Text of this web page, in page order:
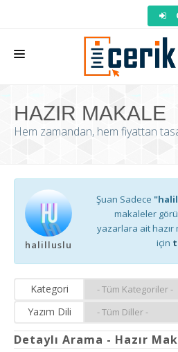
MAKALE SIPARIŞI
EDITÖRLÜK
BACKLINK
YAZARLAR
KURUMSAL
HAZIR MAKALE
Hem zamandan, hem fiyattan
halilluslu
Şuan Sadece
makaleler
yazarlara ait
için
Kategori
Yazım Dili
Detaylı Arama - Hazır